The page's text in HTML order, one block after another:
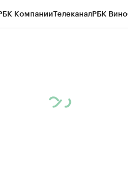
КомпанииТелеканалРБК Вино